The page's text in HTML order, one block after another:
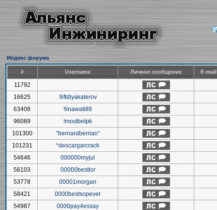
Индекс форума
# Username Личное сообщение E-
11792
16625
!liftdlyakaterov
63408
!linawati88
96089
!mostbetpk
101300
"bernardberrian"
101231
*descargarcrack
54646
000000myjul
56103
00000bestlor
53778
00001morgan
58421
0000bestsopever
54987
0000pay4essay